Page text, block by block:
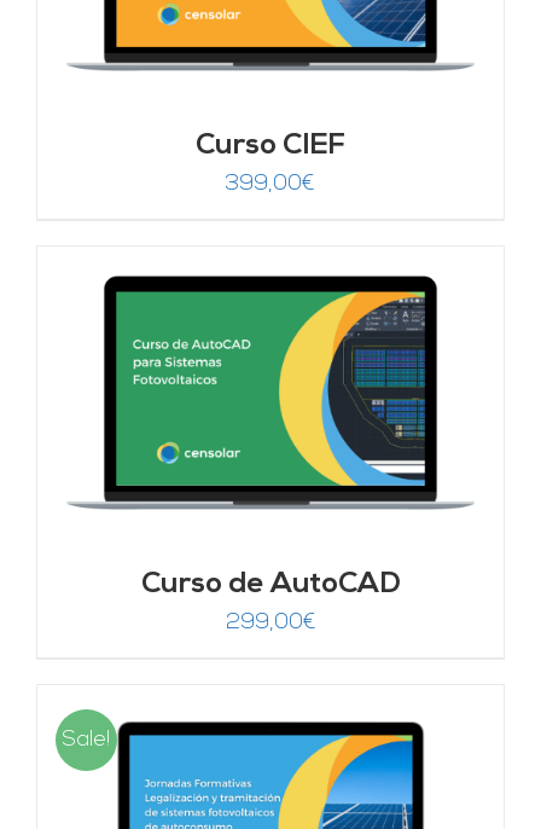
Curso CIEF
399,00€
Curso de AutoCAD
299,00€
Sale!